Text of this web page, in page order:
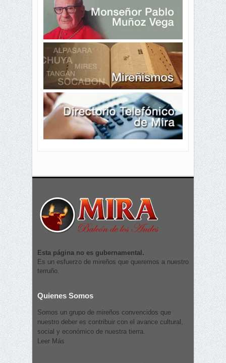
Esta página no es gubernamental.
Es un esfuerzo de mireños que queremos a nuestro
terruño.
Quienes Somos
Somos un grupo de mireños convencidos que
nuestro deber es contribuir con el avance cultural,
social y económico de nuestra tierra.
Leer Más